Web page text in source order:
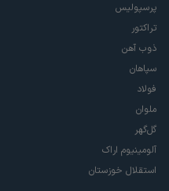
پرسپولیس
تراکتور
ذوب آهن
سپاهان
فولاد
ملوان
گل‌گهر
آلومینیوم اراک
استقلال خوزستان